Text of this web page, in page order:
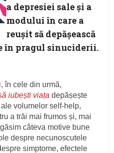
a depresiei sale și a
modului în care a
reușit să depășească
în pragul sinuciderii.
în cele din urmă,
iubești viața depășește
volumelor self-help,
a trăi mai frumos și, mai
câteva motive bune
despre necunoscutele
simptome, efectele